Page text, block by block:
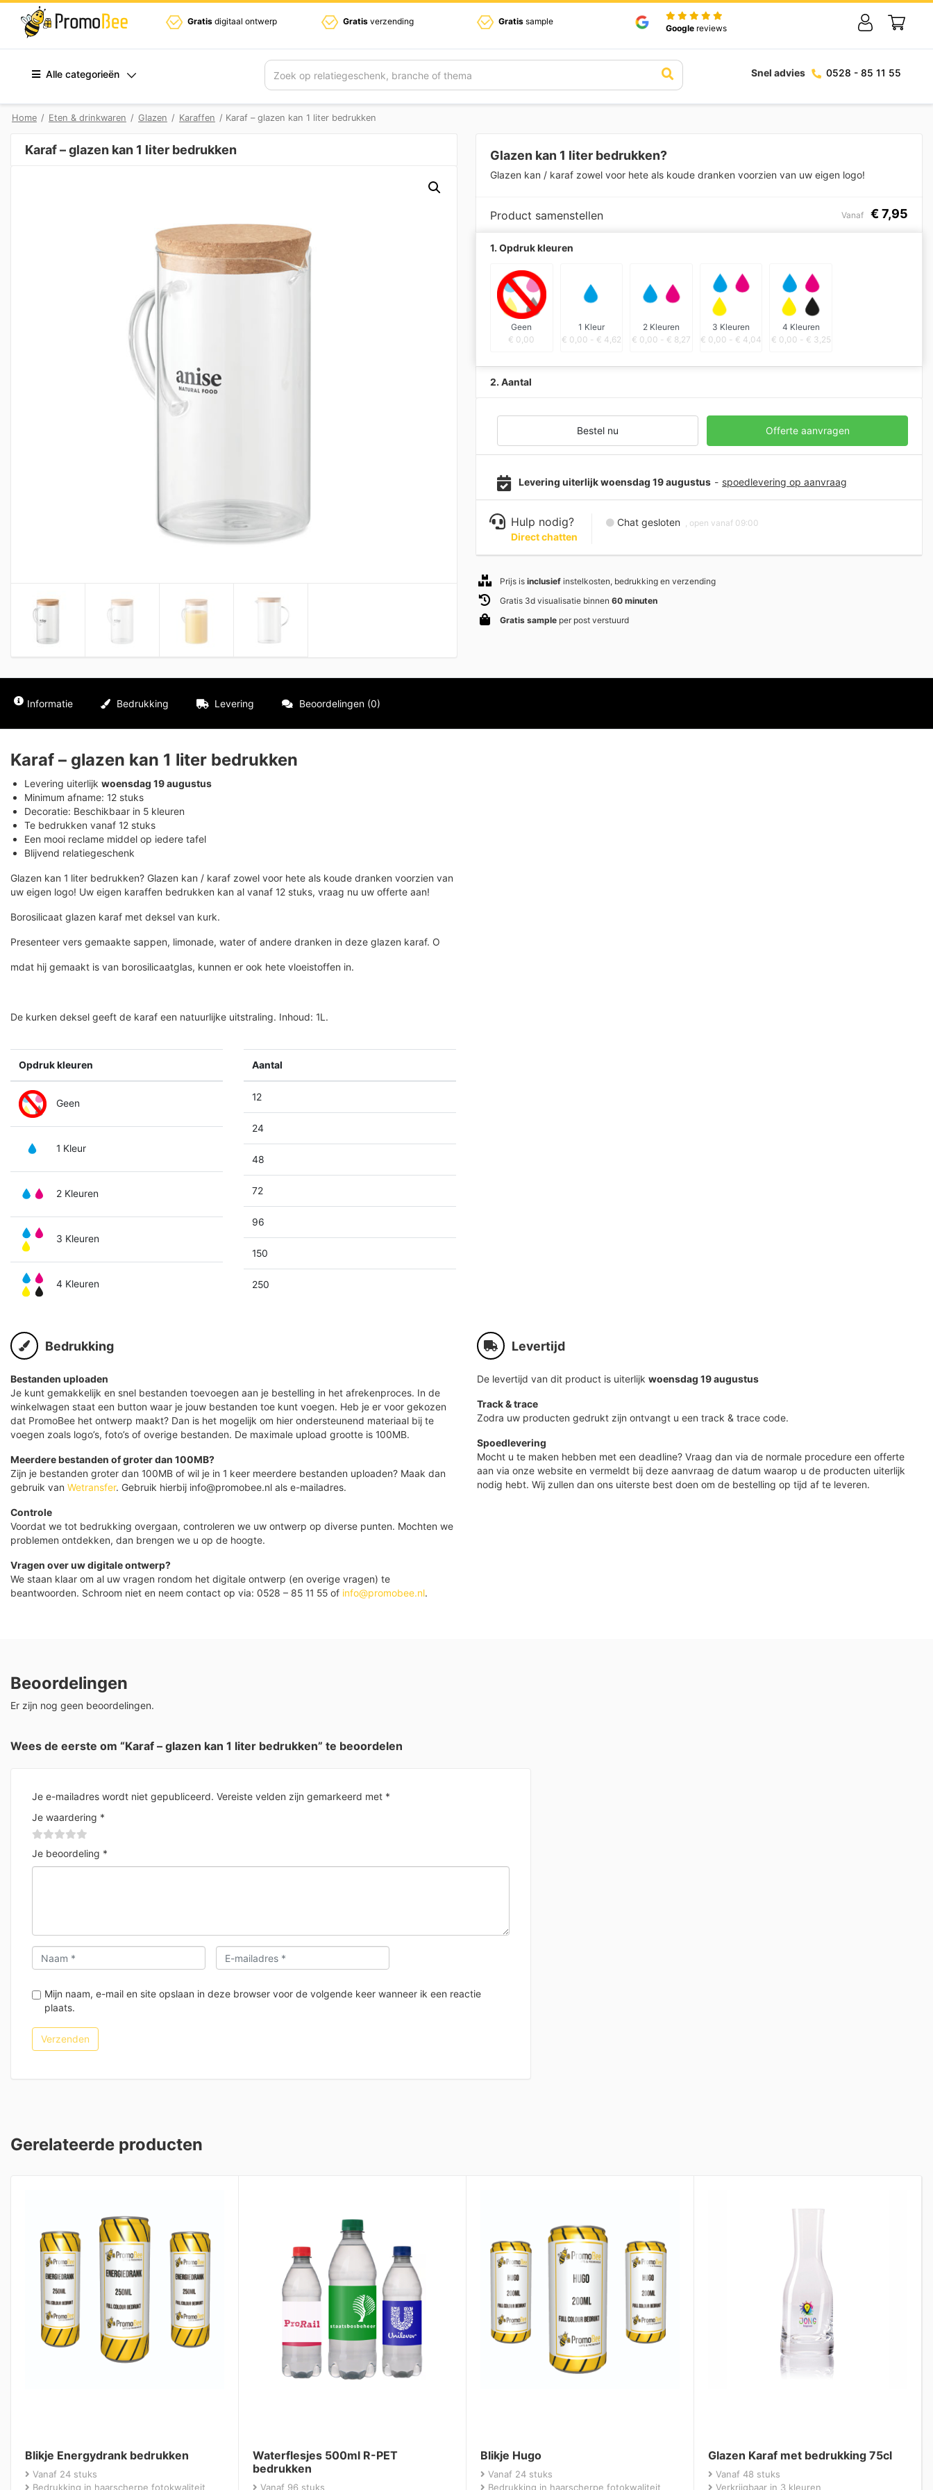
Gratis digitaal ontwerp Gratis verzending Gratis sample
Google reviews
Alle categorieën Zoek Snel advies 0528 - 85 11 55
Home / Eten & drinkwaren / Glazen / Karaffen / Karaf – glazen kan 1 liter bedrukken
Karaf – glazen kan 1 liter bedrukken Glazen kan 1 liter bedrukken?
Glazen kan / karaf zowel voor hete als koude dranken voorzien van uw eigen logo!
Product samenstellen Vanaf €7,95
1. Opdruk kleuren
Geen
€ 0,00
1 Kleur
€ 0,00 - € 4,62
2 Kleuren
€ 0,00 - € 8,27
3 Kleuren
€ 0,00 - € 4,04
4 Kleuren
€ 0,00 - € 3,25
2. Aantal
Bestel nu Offerte aanvragen
Levering uiterlijk woensdag 19 augustus - spoedlevering op aanvraag
Hulp nodig?
Direct chatten
Chat gesloten , open vanaf 09:00
Prijs isinclusief instelkosten, bedrukking en verzending
Gratis 3d visualisatie binnen60 minuten
Gratis sample per post verstuurd
Informatie Bedrukking Levering Beoordelingen (0)
Karaf – glazen kan 1 liter bedrukken
Levering uiterlijk woensdag 19 augustus
Minimum afname: 12 stuks
Decoratie: Beschikbaar in 5 kleuren
Te bedrukken vanaf 12 stuks
Een mooi reclame middel op iedere tafel
Blijvend relatiegeschenk
Glazen kan 1 liter bedrukken? Glazen kan / karaf zowel voor hete als koude dranken voorzien van
uw eigen logo! Uw eigen karaffen bedrukken kan al vanaf 12 stuks, vraag nu uw offerte aan!
Borosilicaat glazen karaf met deksel van kurk.
Presenteer vers gemaakte sappen, limonade, water of andere dranken in deze glazen karaf. O
mdat hij gemaakt is van borosilicaatglas, kunnen er ook hete vloeistoffen in.
De kurken deksel geeft de karaf een natuurlijke uitstraling. Inhoud: 1L.
Opdruk kleuren
Geen
1 Kleur
2 Kleuren
3 Kleuren
4 Kleuren
Aantal
12
24
48
72
96
150
250
Bedrukking
Bestanden uploaden
Je kunt gemakkelijk en snel bestanden toevoegen aan je bestelling in het afrekenproces. In de
winkelwagen staat een button waar je jouw bestanden toe kunt voegen. Heb je er voor gekozen
dat PromoBee het ontwerp maakt? Dan is het mogelijk om hier ondersteunend materiaal bij te
voegen zoals logo’s, foto’s of overige bestanden. De maximale upload grootte is 100MB.
Meerdere bestanden of groter dan 100MB?
Zijn je bestanden groter dan 100MB of wil je in 1 keer meerdere bestanden uploaden? Maak dan
gebruik van Wetransfer. Gebruik hierbij info@promobee.nl als e-mailadres.
Controle
Voordat we tot bedrukking overgaan, controleren we uw ontwerp op diverse punten. Mochten we
problemen ontdekken, dan brengen we u op de hoogte.
Vragen over uw digitale ontwerp?
We staan klaar om al uw vragen rondom het digitale ontwerp (en overige vragen) te
beantwoorden. Schroom niet en neem contact op via: 0528 – 85 11 55 of info@promobee.nl.
Levertijd
De levertijd van dit product is uiterlijk woensdag 19 augustus
Track & trace
Zodra uw producten gedrukt zijn ontvangt u een track & trace code.
Spoedlevering
Mocht u te maken hebben met een deadline? Vraag dan via de normale procedure een offerte
aan via onze website en vermeldt bij deze aanvraag de datum waarop u de producten uiterlijk
nodig hebt. Wij zullen dan ons uiterste best doen om de bestelling op tijd af te leveren.
Beoordelingen
Er zijn nog geen beoordelingen.
Wees de eerste om “Karaf – glazen kan 1 liter bedrukken” te beoordelen
Je e-mailadres wordt niet gepubliceerd. Vereiste velden zijn gemarkeerd met *
Je waardering *
Je beoordeling *
Mijn naam, e-mail en site opslaan in deze browser voor de volgende keer wanneer ik een reactie
plaats.
Gerelateerde producten
Blikje Energydrank bedrukken
Vanaf 24 stuks
Bedrukking in haarscherpe fotokwaliteit
Waterflesjes 500ml R-PET
bedrukken
Vanaf 96 stuks
Blikje Hugo
Vanaf 24 stuks
Bedrukking in haarscherpe fotokwaliteit
Glazen Karaf met bedrukking 75cl
Vanaf 48 stuks
Verkrijgbaar in 3 kleuren